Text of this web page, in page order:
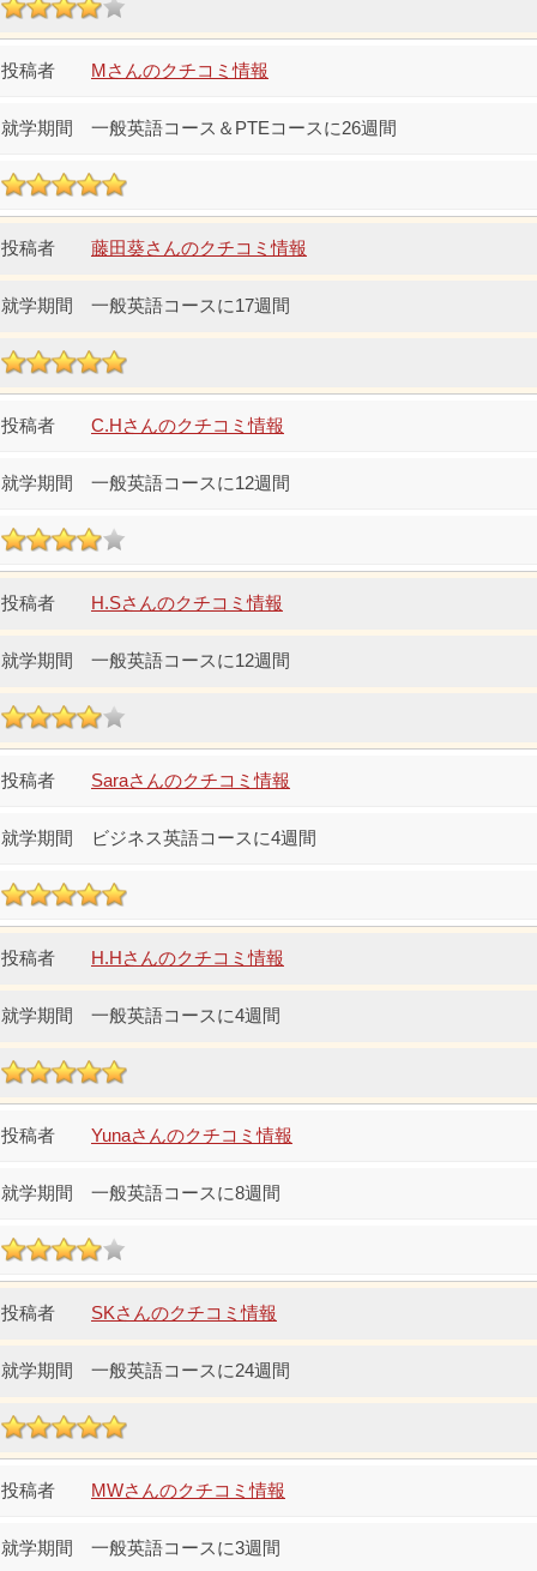
Mさんのクチコミ情報
一般英語コース＆PTEコースに26週間
藤田葵さんのクチコミ情報
一般英語コースに17週間
C.Hさんのクチコミ情報
一般英語コースに12週間
H.Sさんのクチコミ情報
一般英語コースに12週間
Saraさんのクチコミ情報
ビジネス英語コースに4週間
H.Hさんのクチコミ情報
一般英語コースに4週間
Yunaさんのクチコミ情報
一般英語コースに8週間
SKさんのクチコミ情報
一般英語コースに24週間
MWさんのクチコミ情報
一般英語コースに3週間